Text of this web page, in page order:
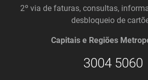
2º via de faturas, consultas,
desbloqueio de
Capitais e Regiões
3004 5060